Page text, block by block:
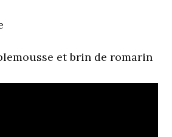
et brin de romarin